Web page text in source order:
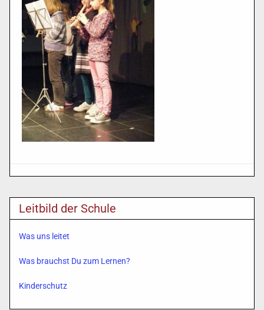
Leitbild der Schule
Was uns leitet
Was brauchst Du zum Lernen?
Kinderschutz